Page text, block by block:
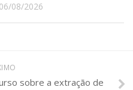
06/08/2026
sobre a extração de